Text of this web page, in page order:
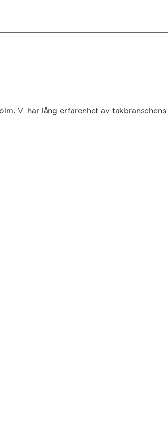
Vi har lång erfarenhet av